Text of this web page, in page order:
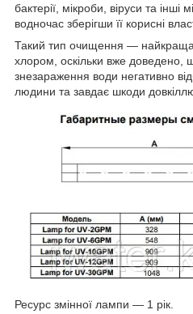
бактерії, мікроби, віруси та інші
водночас зберігши її корисні
Такий тип очищення — найкраща
хлором, оскільки вже доведено,
знезараження води негативно
людини та завдає шкоди
Ресурс змінної лампи — 1 рік.